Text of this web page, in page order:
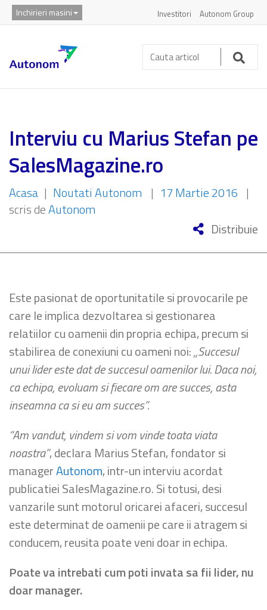
Inchirieri masini Investitori Autonom Group
Cauta
articol:
Interviu cu Marius Stefan pe
SalesMagazine.ro
Acasa | Noutati Autonom | 17 Martie 2016 |
scris deAutonom
Distribuie
Este pasionat de oportunitatile si provocarile pe
care le implica dezvoltarea si gestionarea
relatiilor cu oamenii din propria echipa, precum si
stabilirea de conexiuni cu oameni noi:„Succesul
unui lider este dat de succesul oamenilor lui. Daca noi,
ca echipa, evoluam si fiecare om are succes, asta
inseamna ca si eu am succes”.
“Am vandut, vindem si vom vinde toata viata
noastra”, declara Marius Stefan, fondator si
managerAutonom, intr-un interviu acordat
publicatiei SalesMagazine.ro. Si totusi, desi
vanzarile sunt motorul oricarei afaceri, succesul
este determinat de oamenii pe care ii atragem si
conducem, reusita poate veni doar in echipa.
Poate va intrebati cum poti invata sa fii lider, nu
doar manager.